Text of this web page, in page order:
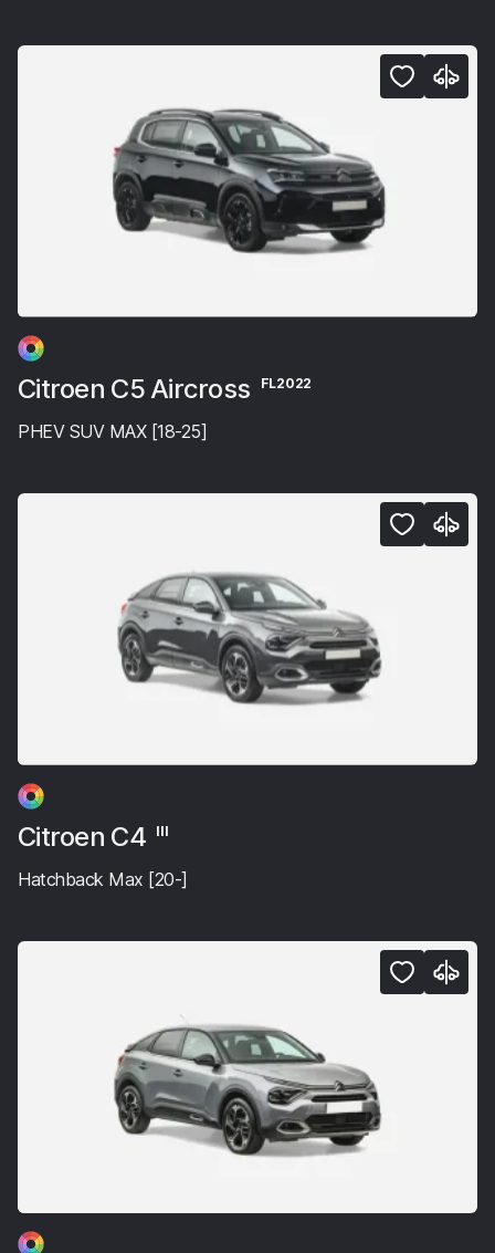
Citroen C5 Aircross FL2022
PHEV SUV MAX [18-25]
Citroen C4 III
Hatchback Max [20-]